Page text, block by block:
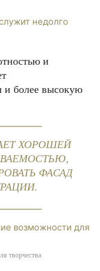
и
и более высокую
ХОРОШЕЙ
ФАСАД
творчества